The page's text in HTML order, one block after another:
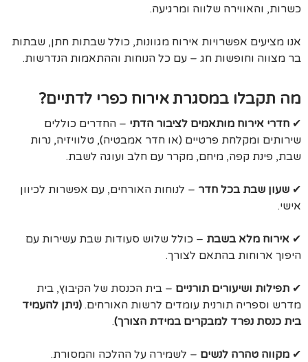
כשרות, והאווירה שלווה ומרגיעה.
אנו מציעים אפשרויות אירוח מגוונות, כולל שבתות חתן, שבתות
בר מצווה וחופשות חג – עם כל הנוחות וההתאמות הנדרשות.
מה תקבלו במסגרת אירוח כפרי לדתיים?
✔ חדרי אירוח מותאמים לציבור הדתי– החדרים כוללים
שירותים ומקלחת פרטיים (או חדר אמבטיה), טלוויזיה, נרות
שבת, פינת קפה, מיחם, מקרר עם חלב ועוגה לשבת.
✔ שעון שבת בכל חדר– לנוחות האורחים, עם אפשרות לכיוון
אישי.
✔ אירוח מלא בשבת– כולל שלוש סעודות שבת עשירות עם
היפוך ארוחות בהתאם לצורך.
✔ תפילות ושיעורים תורניים– בית הכנסת של הקיבוץ, בית
מדרש וספריה תורנית עומדים לרשות האורחים.(ניתן להעמיד
בית כנסת נפרד למבקרים במידת הצורך).
✔ מקווה טהרה לנשים– לשמירה על ההלכה והמסורת.